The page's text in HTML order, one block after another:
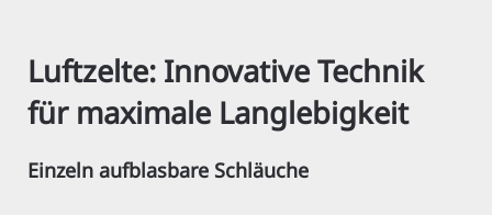
Luftzelte: Innovative Technik
für maximale Langlebigkeit
Einzeln aufblasbare Schläuche